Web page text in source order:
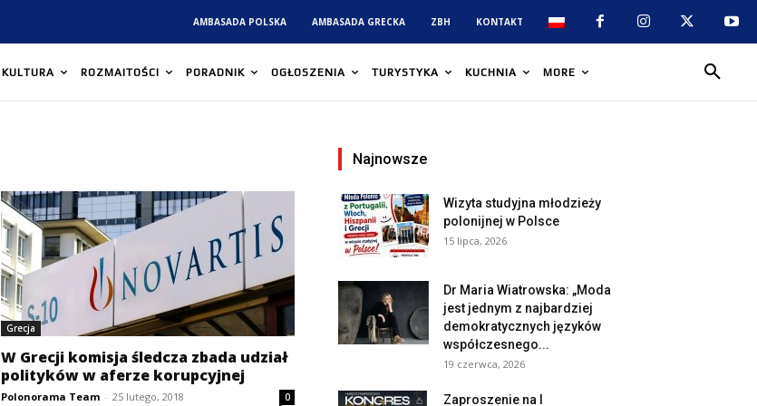
AMBASADA POLSKA AMBASADA GRECKA ZBH KONTAKT
KULTURA ROZMAITOŚCI PORADNIK OGŁOSZENIA TURYSTYKA KUCHNIA MORE
Grecja
W Grecji komisja śledcza zbada udział
polityków w aferze korupcyjnej
Polonorama Team - 25 lutego, 2018 0
Najnowsze
Wizyta studyjna młodzieży
polonijnej w Polsce
15 lipca, 2026
Dr Maria Wiatrowska: „Moda
jest jednym z najbardziej
demokratycznych języków
współczesnego...
19 czerwca, 2026
Zaproszenie na I